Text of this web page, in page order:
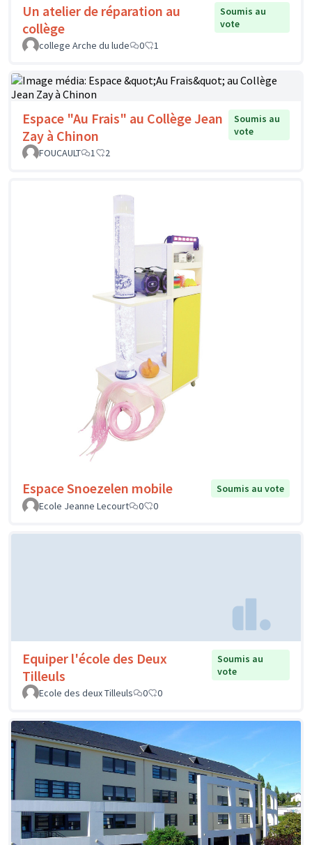
Un atelier de réparation au
collège
Soumis au
vote
college Arche du lude
0 1
Espace "Au Frais" au Collège Jean
Zay à Chinon
Soumis au
vote
FOUCAULT
1 2
Espace Snoezelen mobile
Soumis au vote
Ecole Jeanne Lecourt
0 0
Equiper l'école des Deux
Tilleuls
Soumis au
vote
Ecole des deux Tilleuls
0 0